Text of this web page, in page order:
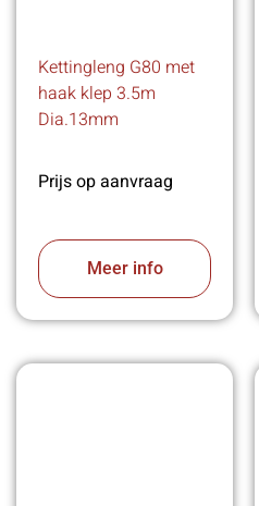
Kettingleng G80 met
haak klep 3.5m
Dia.13mm
Prijs op aanvraag
Meer info